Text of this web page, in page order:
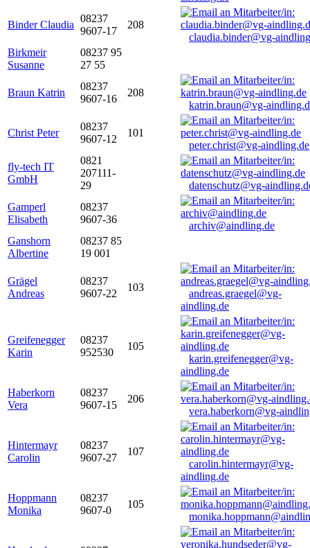
Binder Claudia
08237
9607-17
208
claudia.binder@vg-
Birkmeir
Susanne
08237 95
27 55
Braun Katrin
08237
9607-16
208
katrin.braun@vg-
Christ Peter
08237
9607-12
101
peter.christ@vg-aindling.de
fly-tech IT
GmbH
0821
207111-
29
datenschutz@vg-
Gamperl
Elisabeth
08237
9607-36
archiv@aindling.de
Ganshorn
Albertine
08237 85
19 001
Grägel
Andreas
08237
9607-22
103
andreas.graegel@vg-
aindling.de
Greifenegger
Karin
08237
952530
105
karin.greifenegger@vg-
aindling.de
Haberkorn
Vera
08237
9607-15
206
vera.haberkorn@vg-
Hintermayr
Carolin
08237
9607-27
107
carolin.hintermayr@vg-
aindling.de
Hoppmann
Monika
08237
9607-0
105